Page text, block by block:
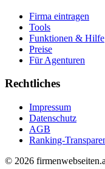
Firma eintragen
Tools
Funktionen & Hilfe
Preise
Für Agenturen
Rechtliches
Impressum
Datenschutz
AGB
Ranking-
© 2026